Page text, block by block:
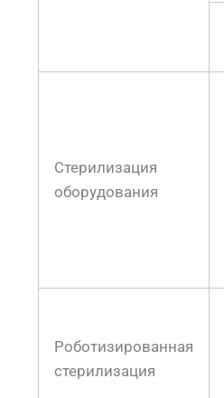
Стерилизация
оборудования
Роботизированная
стерилизация